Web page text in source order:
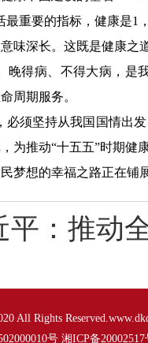
最重要的指标，健康是1
味深长。这既是健康之
晚得病、不得大病，是
周期服务。
必须坚持从我国国情出
为推动“十五五”时期健
梦想的幸福之路正在铺
平：推动
All Rights
号 湘ICP备20002517